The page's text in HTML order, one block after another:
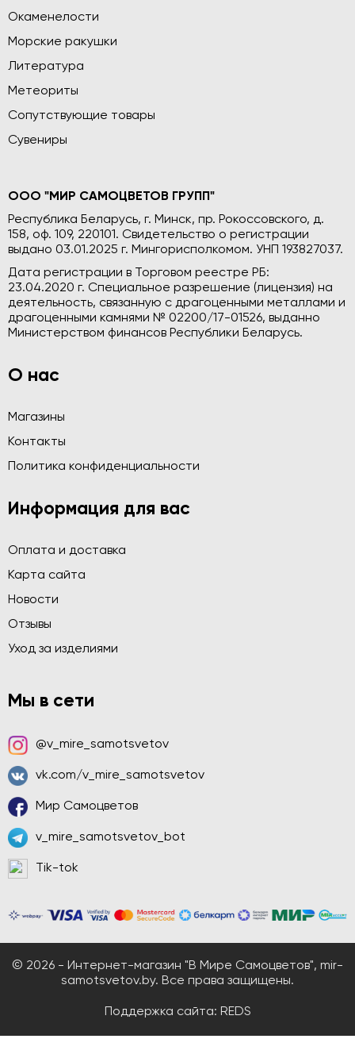
Окаменелости
Морские ракушки
Литература
Метеориты
Сопутствующие товары
Сувениры
ООО "МИР САМОЦВЕТОВ ГРУПП"
Республика Беларусь, г. Минск, пр. Рокоссовского, д.
158, оф. 109, 220101. Свидетельство о регистрации
выдано 03.01.2025 г. Мингорисполкомом. УНП 193827037.
Дата регистрации в Торговом реестре РБ:
23.04.2020 г. Специальное разрешение (лицензия) на
деятельность, связанную с драгоценными металлами и
драгоценными камнями № 02200/17-01526, выданно
Министерством финансов Республики Беларусь.
О нас
Магазины
Контакты
Политика конфиденциальности
Информация для вас
Оплата и доставка
Карта сайта
Новости
Отзывы
Уход за изделиями
Мы в сети
@v_mire_samotsvetov
vk.com/v_mire_samotsvetov
Мир Самоцветов
v_mire_samotsvetov_bot
Tik-tok
© 2026 - Интернет-магазин "В Мире Самоцветов", mir-
samotsvetov.by. Все права защищены.
Поддержка сайта: REDS